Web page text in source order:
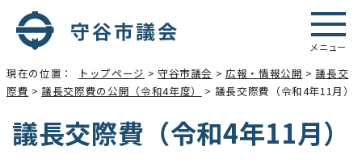
メニュー
現在の位置： トップページ > 守谷市議会 >広報・情報公開 > 議長交
際費 > 議長交際費の公開（令和4年度） > 議長交際費（令和4年11月）
議長交際費（令和4年11月）